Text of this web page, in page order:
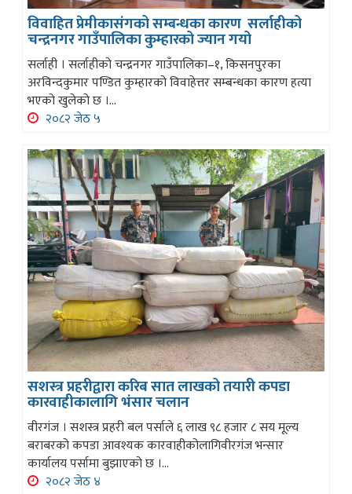
विवाहित प्रेमीकासंगको सम्बन्धका कारण सर्लाहीको
चन्द्रनगर गाउँपालिका कुम्हारको ज्यान गयो
सर्लाही । सर्लाहीको चन्द्रनगर गाउँपालिका–१, किसनपुरका
अरविन्दकुमार पण्डित कुम्हारको विवाहेत्तर सम्बन्धका कारण हत्या
भएको खुलेको छ ।...
२०८२ जेठ ५
सशस्त्र प्रहरीद्वारा करिब सात लाखको तयारी कपडा
कारवाहीकालागि भंसार चलान
वीरगंज । सशस्त्र प्रहरी बल पर्साले ६ लाख ९८ हजार ८ सय मूल्य
बराबरको कपडा आवश्यक कारवाहीकोलागिवीरगंज भन्सार
कार्यालय पर्सामा बुझाएको छ ।...
२०८२ जेठ ४